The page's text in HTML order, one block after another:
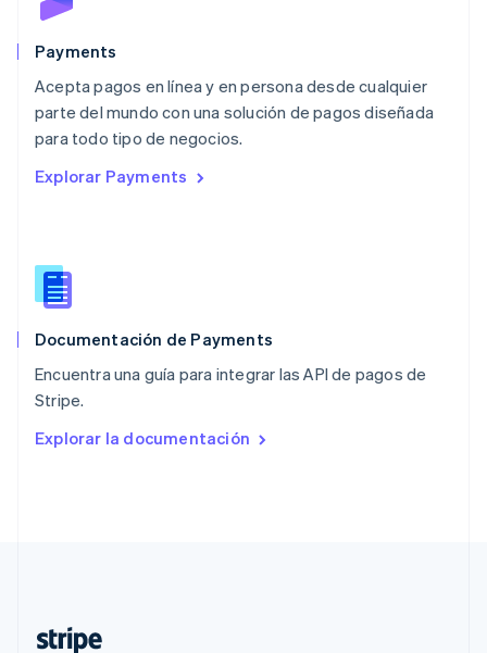
Payments
Acepta pagos en línea y en persona desde cualquier
parte del mundo con una solución de pagos diseñada
para todo tipo de negocios.
Explorar Payments
Documentación de Payments
Encuentra una guía para integrar las API de pagos de
Stripe.
Explorar la documentación
English
Español
English
Nueva Zelandia
English
NederlandsEnglish
Português
RAE de Hong Kong, China
Reino Unido
República Checa
English
English